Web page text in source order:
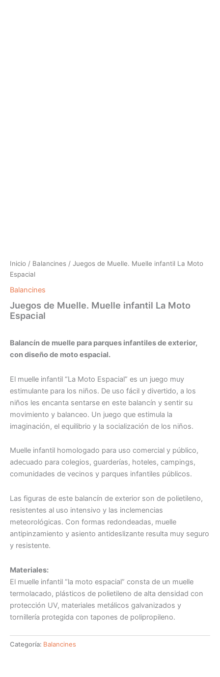
Inicio / Balancines / Juegos de Muelle. Muelle infantil La Moto
Espacial
Balancines
Juegos de Muelle. Muelle infantil La Moto
Espacial
Balancín de muelle para parques infantiles de exterior,
con diseño de moto espacial.
El muelle infantil “La Moto Espacial” es un juego muy
estimulante para los niños. De uso fácil y divertido, a los
niños les encanta sentarse en este balancín y sentir su
movimiento y balanceo. Un juego que estimula la
imaginación, el equilibrio y la socialización de los niños.
Muelle infantil homologado para uso comercial y público,
adecuado para colegios, guarderías, hoteles, campings,
comunidades de vecinos y parques infantiles públicos.
Las figuras de este balancín de exterior son de polietileno,
resistentes al uso intensivo y las inclemencias
meteorológicas. Con formas redondeadas, muelle
antipinzamiento y asiento antideslizante resulta muy seguro
y resistente.
Materiales:
El muelle infantil “la moto espacial” consta de un muelle
termolacado, plásticos de polietileno de alta densidad con
protección UV, materiales metálicos galvanizados y
tornillería protegida con tapones de polipropileno.
Categoría: Balancines